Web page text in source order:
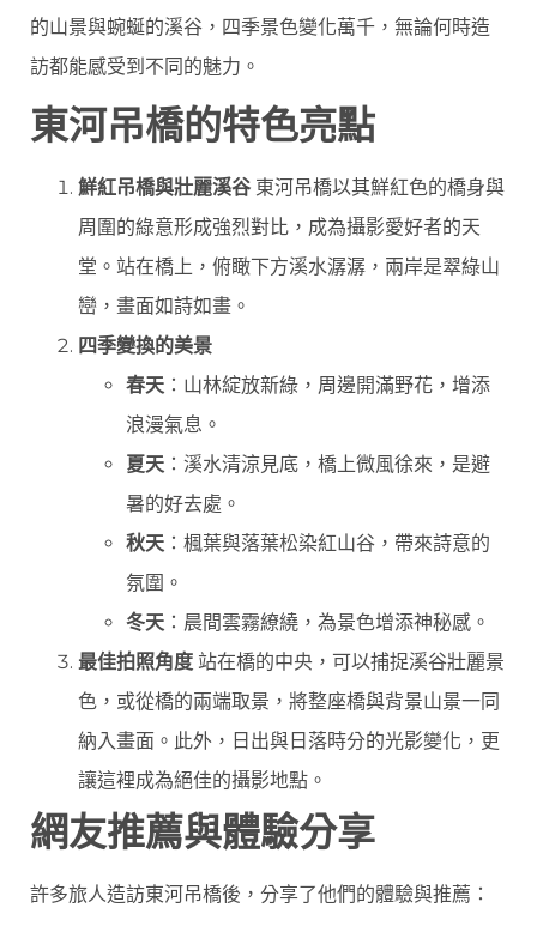
的山景與蜿蜒的溪谷，四季景色變化萬千，無論何時造
訪都能感受到不同的魅力。
東河吊橋的特色亮點
鮮紅吊橋與壯麗溪谷 東河吊橋以其鮮紅色的橋身與
周圍的綠意形成強烈對比，成為攝影愛好者的天
堂。站在橋上，俯瞰下方溪水潺潺，兩岸是翠綠山
巒，畫面如詩如畫。
四季變換的美景
春天 ：山林綻放新綠，周邊開滿野花，增添
浪漫氣息。
夏天 ：溪水清涼見底，橋上微風徐來，是避
暑的好去處。
秋天 ：楓葉與落葉松染紅山谷，帶來詩意的
氛圍。
冬天 ：晨間雲霧繚繞，為景色增添神秘感。
最佳拍照角度 站在橋的中央，可以捕捉溪谷壯麗景
色，或從橋的兩端取景，將整座橋與背景山景一同
納入畫面。此外，日出與日落時分的光影變化，更
讓這裡成為絕佳的攝影地點。
網友推薦與體驗分享
許多旅人造訪東河吊橋後，分享了他們的體驗與推薦：